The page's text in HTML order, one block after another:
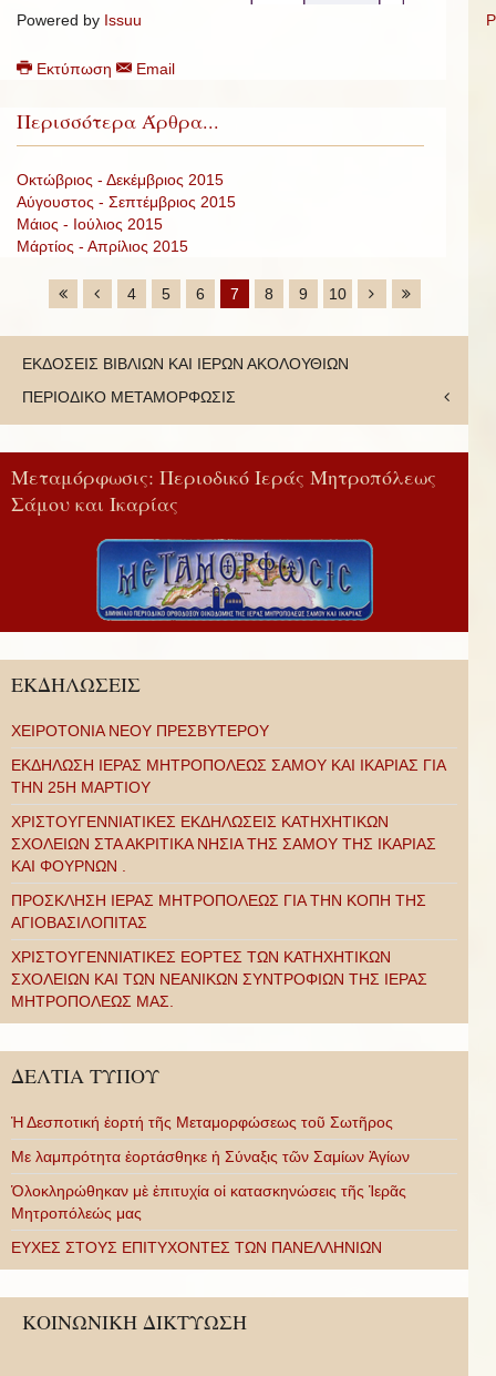
Powered by Issuu
Εκτύπωση Email
Περισσότερα Άρθρα...
Οκτώβριος - Δεκέμβριος 2015
Αύγουστος - Σεπτέμβριος 2015
Μάιος - Ιούλιος 2015
Μάρτίος - Απρίλιος 2015
4 5 6 7 8 9 10
ΕΚΔΟΣΕΙΣ ΒΙΒΛΙΩΝ ΚΑΙ ΙΕΡΩΝ ΑΚΟΛΟΥΘΙΩΝ
ΠΕΡΙΟΔΙΚΟ ΜΕΤΑΜΟΡΦΩΣΙΣ
Μεταμόρφωσις: Περιοδικό Ιεράς Μητροπόλεως
Σάμου και Ικαρίας
ΕΚΔΗΛΩΣΕΙΣ
ΧΕΙΡΟΤΟΝΙΑ ΝΕΟΥ ΠΡΕΣΒΥΤΕΡΟΥ
ΕΚΔΗΛΩΣΗ ΙΕΡΑΣ ΜΗΤΡΟΠΟΛΕΩΣ ΣΑΜΟΥ ΚΑΙ ΙΚΑΡΙΑΣ ΓΙΑ
ΤΗΝ 25Η ΜΑΡΤΙΟΥ
ΧΡΙΣΤΟΥΓΕΝΝΙΑΤΙΚΕΣ ΕΚΔΗΛΩΣΕΙΣ ΚΑΤΗΧΗΤΙΚΩΝ
ΣΧΟΛΕΙΩΝ ΣΤΑ ΑΚΡΙΤΙΚΑ ΝΗΣΙΑ ΤΗΣ ΣΑΜΟΥ ΤΗΣ ΙΚΑΡΙΑΣ
ΚΑΙ ΦΟΥΡΝΩΝ .
ΠΡΟΣΚΛΗΣΗ ΙΕΡΑΣ ΜΗΤΡΟΠΟΛΕΩΣ ΓΙΑ ΤΗΝ ΚΟΠΗ ΤΗΣ
ΑΓΙΟΒΑΣΙΛΟΠΙΤΑΣ
ΧΡΙΣΤΟΥΓΕΝΝΙΑΤΙΚΕΣ ΕΟΡΤΕΣ ΤΩΝ ΚΑΤΗΧΗΤΙΚΩΝ
ΣΧΟΛΕΙΩΝ ΚΑΙ ΤΩΝ ΝΕΑΝΙΚΩΝ ΣΥΝΤΡΟΦΙΩΝ ΤΗΣ ΙΕΡΑΣ
ΜΗΤΡΟΠΟΛΕΩΣ ΜΑΣ.
ΔΕΛΤΙΑ ΤΥΠΟΥ
Ἡ Δεσποτική ἑορτή τῆς Μεταμορφώσεως τοῦ Σωτῆρος
Με λαμπρότητα ἑορτάσθηκε ἡ Σύναξις τῶν Σαμίων Ἁγίων
Ὁλοκληρώθηκαν μὲ ἐπιτυχία οἱ κατασκηνώσεις τῆς Ἱερᾶς
Μητροπόλεώς μας
ΕΥΧΕΣ ΣΤΟΥΣ ΕΠΙΤΥΧΟΝΤΕΣ ΤΩΝ ΠΑΝΕΛΛΗΝΙΩΝ
ΚΟΙΝΩΝΙΚΗ ΔΙΚΤΥΩΣΗ